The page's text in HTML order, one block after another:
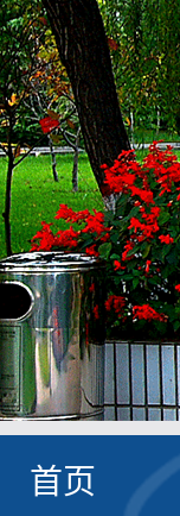
首页